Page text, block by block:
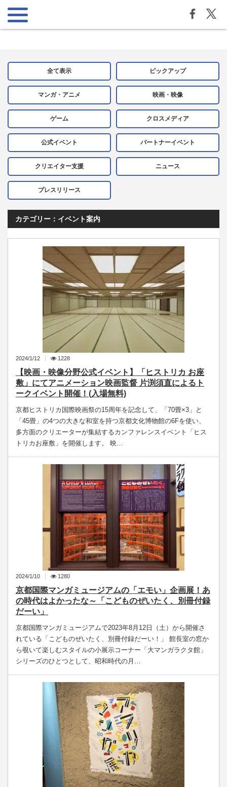
全て表示 ピックアップ
マンガ・アニメ 映画・映像
ゲーム クロスメディア
公式イベント パートナーイベント
クリエイター支援 ニュース
プレスリリース
カテゴリー：イベント案内
2024/1/12 1228
【映画・映像分野公式イベント】「ヒストリカ お座
敷」にてアニメーション映画監督 片渕須直によるト
ークイベント開催！(入場無料)
京都ヒストリカ国際映画祭の15周年を記念して、「70畳×3」と
「45畳」の4つの大きな和室を持つ京都文化博物館の6Fを使い、
多方面のクリエーターが集結するカンファレンスイベント「ヒス
トリカお座敷」を開催します。 映…
2024/1/10 1280
京都国際マンガミュージアムの「エモい」企画展！あ
の時代はよかったな～「こどものぜいたく、別冊付録
だーい」
京都国際マンガミュージアムで2023年8月12日（土）から開催さ
れている「こどものぜいたく、別冊付録だーい！」 館長室の窓か
ら覗いて楽しむスタイルの小展示コーナー「大マンガラクタ館」
シリーズのひとつとして、昭和時代の月…